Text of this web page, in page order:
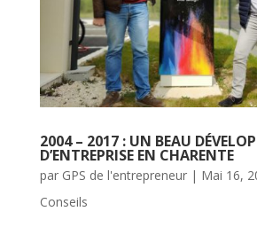
2004 – 2017 : UN BEAU
D’ENTREPRISE EN CHARENTE
par GPS de l'entrepreneur| Mai 16,
Conseils